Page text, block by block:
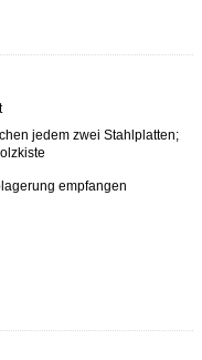
jedem zwei Stahlplatten;
empfangen